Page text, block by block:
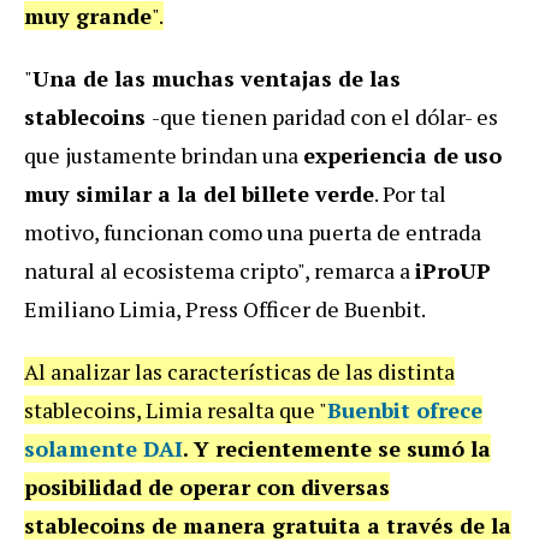
muy grande".
"Una de las muchas ventajas de las
stablecoins -que tienen paridad con el dólar- es
que justamente brindan una experiencia de uso
muy similar a la del billete verde. Por tal
motivo, funcionan como una puerta de entrada
natural al ecosistema cripto", remarca aiProUP
Emiliano Limia, Press Officer de Buenbit.
Al analizar las características de las distinta
stablecoins, Limia resalta que "Buenbit ofrece
solamente DAI. Y recientemente se sumó la
posibilidad de operar con diversas
stablecoins de manera gratuita a través de la